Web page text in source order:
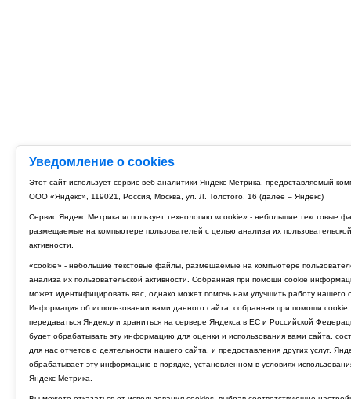
Уведомление о cookies
Этот сайт использует сервис веб-аналитики Яндекс Метрика, предоставляемый
ООО «Яндекс», 119021, Россия, Москва, ул. Л. Толстого, 16 (далее – Яндекс)
Сервис Яндекс Метрика использует технологию «cookie» - небольшие текстовые
размещаемые на компьютере пользователей с целью анализа их пользовательской
активности.
«cookie» - небольшие текстовые файлы, размещаемые на компьютере
анализа их пользовательской активности. Собранная при помощи cookie
может идентифицировать вас, однако может помочь нам улучшить работу нашего
Информация об использовании вами данного сайта, собранная при помощи cookie,
передаваться Яндексу и храниться на сервере Яндекса в ЕС и Российской
будет обрабатывать эту информацию для оценки и использования вами сайта,
для нас отчетов о деятельности нашего сайта, и предоставления других услуг.
обрабатывает эту информацию в порядке, установленном в условиях
Яндекс Метрика.